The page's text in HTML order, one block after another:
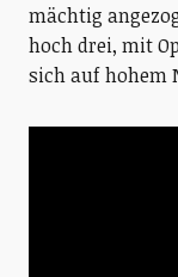
mächtig
hoch drei, mit
sich auf hohem